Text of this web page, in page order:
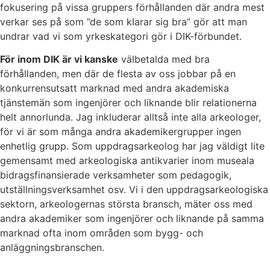
fokusering på vissa gruppers förhållanden där andra mest
verkar ses på som ”de som klarar sig bra” gör att man
undrar vad vi som yrkeskategori gör i DIK-förbundet.
För inom DIK är vi kanske välbetalda med bra
förhållanden, men där de flesta av oss jobbar på en
konkurrensutsatt marknad med andra akademiska
tjänstemän som ingenjörer och liknande blir relationerna
helt annorlunda. Jag inkluderar alltså inte alla arkeologer,
för vi är som många andra akademikergrupper ingen
enhetlig grupp. Som uppdragsarkeolog har jag väldigt lite
gemensamt med arkeologiska antikvarier inom museala
bidragsfinansierade verksamheter som pedagogik,
utställningsverksamhet osv. Vi i den uppdragsarkeologiska
sektorn, arkeologernas största bransch, mäter oss med
andra akademiker som ingenjörer och liknande på samma
marknad ofta inom områden som bygg- och
anläggningsbranschen.